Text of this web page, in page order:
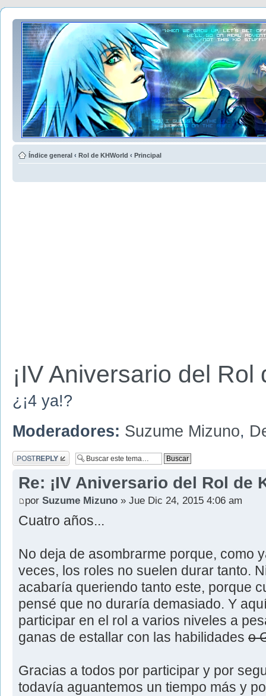
Índice general ‹ Rol de KHWorld ‹ Principal
¡IV Aniversario del Rol
¿¡4 ya!?
Moderadores: Suzume Mizuno,
Publicar una
respuesta
Re: ¡IV Aniversario del Rol de
por Suzume Mizuno » Jue Dic 24, 2015 4:06 am
Cuatro años...
No deja de asombrarme porque, como
veces, los roles no suelen durar tanto.
acabaría queriendo tanto este, porque
pensé que no duraría demasiado. Y
participar en el rol a varios niveles a
ganas de estallar con las habilidades o
Gracias a todos por participar y por
todavía aguantemos un tiempo más y